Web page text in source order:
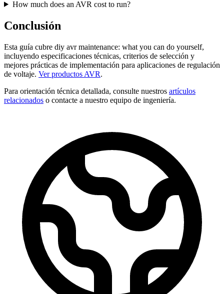
How much does an AVR cost to run?
Conclusión
Esta guía cubre diy avr maintenance: what you can do yourself,
incluyendo especificaciones técnicas, criterios de selección y
mejores prácticas de implementación para aplicaciones de regulación
de voltaje. Ver productos AVR.
Para orientación técnica detallada, consulte nuestros artículos
relacionados o contacte a nuestro equipo de ingeniería.